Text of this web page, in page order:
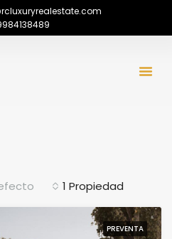
1 Propiedad
PREVENTA